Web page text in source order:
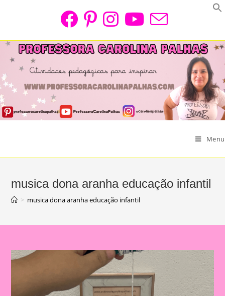
Menu
musica dona aranha educação infantil
> musica dona aranha educação infantil